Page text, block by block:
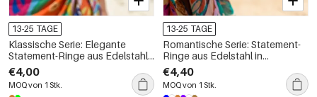
13-25 TAGE
Klassische Serie: Elegante
Statement-Ringe aus Edelstahl
in unregelmäßiger Form,
wasserdicht, goldfarben, mit
Naturstein.
€4,00
MOQ von 1 Stk.
13-25 TAGE
Romantische Serie: Statement-
Ringe aus Edelstahl in
Goldfarbe mit herzförmigem
Twist-Design, wasserdicht
€4,40
MOQ von 1 Stk.